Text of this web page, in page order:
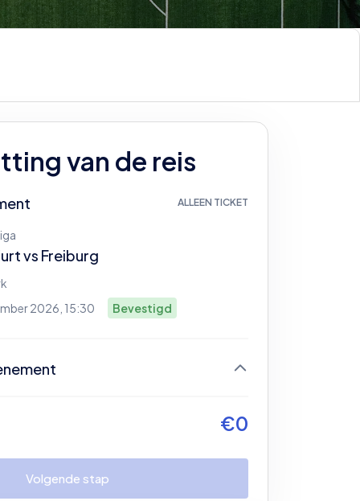
van de reis
ALLEEN TICKET
vs Freiburg
2026, 15:30
Bevestigd
€0
Volgende stap